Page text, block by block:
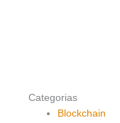
Categorias
Blockchain